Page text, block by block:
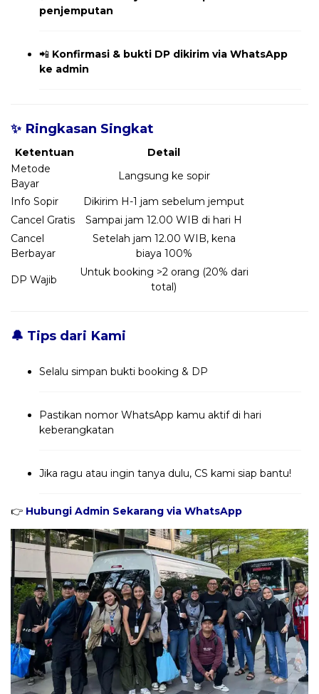
penjemputan
📲 Konfirmasi & bukti DP dikirim via WhatsApp
ke admin
✨ Ringkasan Singkat
Ketentuan
Detail
Metode
Bayar
Langsung ke sopir
Info Sopir
Dikirim H-1 jam sebelum jemput
Cancel Gratis
Sampai jam 12.00 WIB di hari H
Cancel
Berbayar
Setelah jam 12.00 WIB, kena
biaya 100%
DP Wajib
Untuk booking >2 orang (20% dari
total)
🔔 Tips dari Kami
Selalu simpan bukti booking & DP
Pastikan nomor WhatsApp kamu aktif di hari
keberangkatan
Jika ragu atau ingin tanya dulu, CS kami siap bantu!
👉 Hubungi Admin Sekarang via WhatsApp